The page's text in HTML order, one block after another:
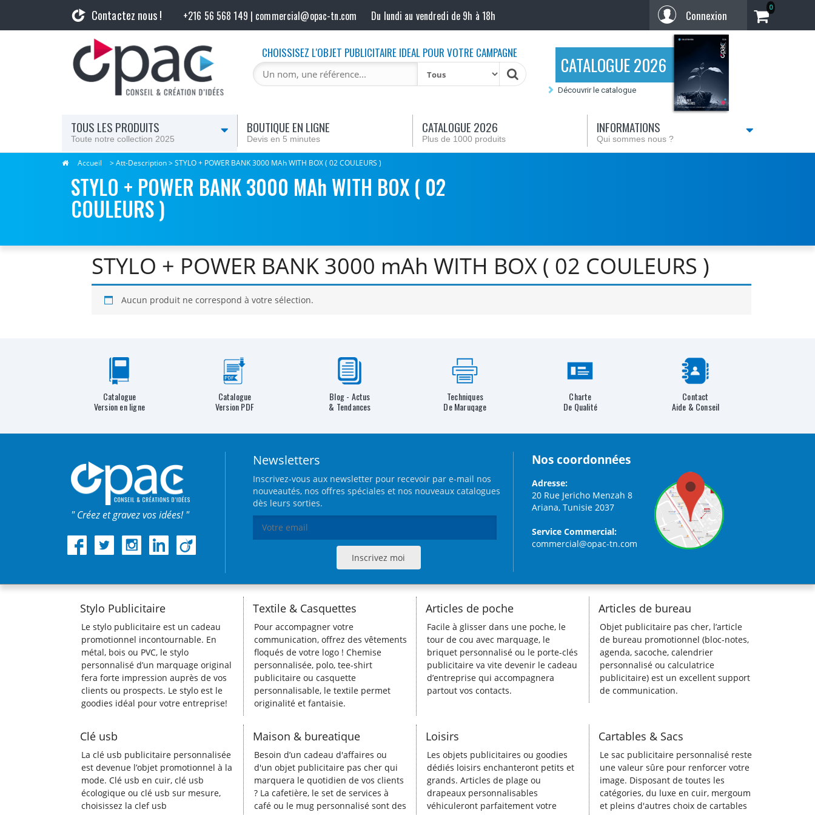
Connexion
0
Contactez nous ! +216 56 568 149 | commercial@opac-tn.com Du lundi au vendredi de 9h à 18h
CHOISSISEZ L'OBJET PUBLICITAIRE IDEAL POUR VOTRE CAMPAGNE
CATALOGUE 2026
Découvrir le catalogue
TOUS LES PRODUITS
Toute notre collection 2025
BOUTIQUE EN LIGNE
Devis en 5 minutes
CATALOGUE 2026
Plus de 1000 produits
INFORMATIONS
Qui sommes nous ?
Accueil > Att-Description > STYLO + POWER BANK 3000 MAh WITH BOX ( 02 COULEURS )
STYLO + POWER BANK 3000 MAh WITH BOX ( 02
COULEURS )
STYLO + POWER BANK 3000 mAh WITH BOX ( 02 COULEURS )
Aucun produit ne correspond à votre sélection.
Catalogue
Version en ligne
Catalogue
Version PDF
Blog - Actus
& Tendances
Techniques
De Maruqage
Charte
De Qualité
Contact
Aide & Conseil
" Créez et gravez vos idées! "
Newsletters
Inscrivez-vous aux newsletter pour recevoir par e-mail nos
nouveautés, nos offres spéciales et nos nouveaux catalogues
dès leurs sorties.
Nos coordonnées
Adresse:
20 Rue Jericho Menzah 8
Ariana, Tunisie 2037
Service Commercial:
commercial@opac-tn.com
Stylo Publicitaire
Le stylo publicitaire est un cadeau
promotionnel incontournable. En
métal, bois ou PVC, le stylo
personnalisé d’un marquage original
fera forte impression auprès de vos
clients ou prospects. Le stylo est le
goodies idéal pour votre entreprise!
Textile & Casquettes
Pour accompagner votre
communication, offrez des vêtements
floqués de votre logo ! Chemise
personnalisée, polo, tee-shirt
publicitaire ou casquette
personnalisable, le textile permet
originalité et fantaisie.
Articles de poche
Facile à glisser dans une poche, le
tour de cou avec marquage, le
briquet personnalisé ou le porte-clés
publicitaire va vite devenir le cadeau
d’entreprise qui accompagnera
partout vos contacts.
Articles de bureau
Objet publicitaire pas cher, l’article
de bureau promotionnel (bloc-notes,
agenda, sacoche, calendrier
personnalisé ou calculatrice
publicitaire) est un excellent support
de communication.
Clé usb
La clé usb publicitaire personnalisée
est devenue l’objet promotionnel à la
mode. Clé usb en cuir, clé usb
écologique ou clé usb sur mesure,
choisissez la clef usb
Maison & bureatique
Besoin d’un cadeau d'affaires ou
d'un objet publicitaire pas cher qui
marquera le quotidien de vos clients
? La cafetière, le set de services à
café ou le mug personnalisé sont des
Loisirs
Les objets publicitaires ou goodies
dédiés loisirs enchanteront petits et
grands. Articles de plage ou
drapeaux personnalisables
véhiculeront parfaitement votre
Cartables & Sacs
Le sac publicitaire personnalisé reste
une valeur sûre pour renforcer votre
image. Disposant de toutes les
catégories, du luxe en cuir, mergoum
et pleins d'autres choix de cartables